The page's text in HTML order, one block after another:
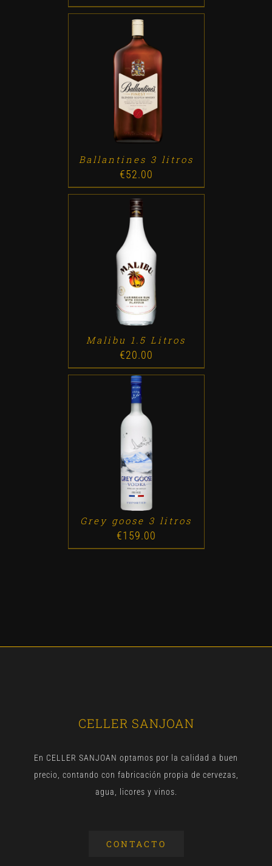
ADD TO CART /
Ballantines 3 litros
€52.00
ADD TO CART / DETALLES
Malibu 1.5 Litros
€20.00
ADD TO CART /
Grey goose 3 litros
€159.00
CELLER SANJOAN
En CELLER SANJOAN optamos por la calidad a buen
precio, contando con fabricación propia de cervezas,
agua, licores y vinos.
CONTACTO